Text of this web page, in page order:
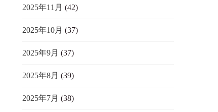
2025年11月 (42)
2025年10月 (37)
2025年9月 (37)
2025年8月 (39)
2025年7月 (38)